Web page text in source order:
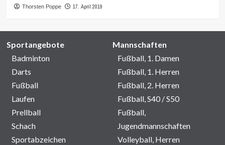
Thorsten Poppe 17. April 2019
Sportangebote
Badminton
Darts
Fußball
Laufen
Prellball
Schach
Sportabzeichen
Mannschaften
Fußball, 1. Damen
Fußball, 1. Herren
Fußball, 2. Herren
Fußball, S40 / S50
Fußball,
Jugendmannschaften
Volleyball, Herren